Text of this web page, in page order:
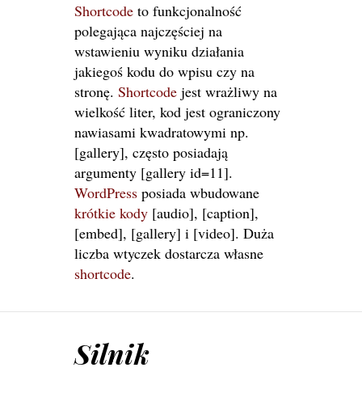
Shortcode to funkcjonalność
polegająca najczęściej na
wstawieniu wyniku działania
jakiegoś kodu do wpisu czy na
stronę. Shortcode jest wrażliwy na
wielkość liter, kod jest ograniczony
nawiasami kwadratowymi np.
[gallery], często posiadają
argumenty [gallery id=11].
WordPress posiada wbudowane
krótkie kody [audio], [caption],
[embed], [gallery] i [video]. Duża
liczba wtyczek dostarcza własne
shortcode.
Silnik